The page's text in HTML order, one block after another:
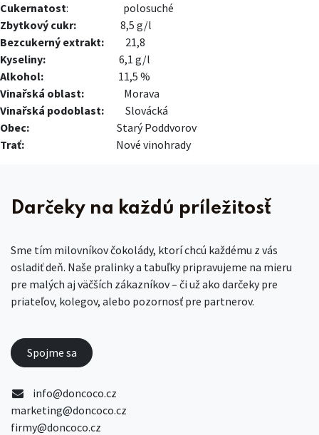
Cukernatost:
​​polosuché
Zbytkový cukr:
​​8,5 g/l
Bezcukerný extrakt:
​21,8
Kyseliny:
​​6,1 g/l
Alkohol:
​​11,5 %
Vinařská oblast:
​Morava
Vinařská podoblast:
​​Slovácká
Obec:
​Starý Poddvorov
Trať:
​​Nové vinohrady
Darčeky na každú príležitosť
Sme tím milovníkov čokolády, ktorí chcú každému z vás
osladiť deň. Naše pralinky a tabuľky pripravujeme na mieru
pre malých aj väčších zákazníkov – či už ako darčeky pre
priateľov, kolegov, alebo pozornosť pre partnerov.
Spojme sa
info@doncoco.cz
marketing@doncoco.cz
firmy@doncoco.cz